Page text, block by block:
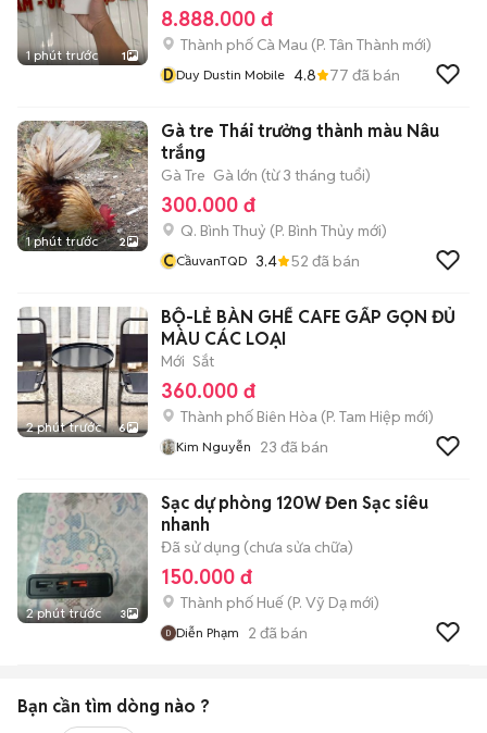
1 phút trước 1
8.888.000 đ
Thành phố Cà Mau (P. Tân Thành mới)
DDuy Dustin Mobile 4.8 77 đã bán
1 phút trước 2
Gà tre Thái trưởng thành màu Nâu
trắng
Gà Tre Gà lớn (từ 3 tháng tuổi)
300.000 đ
Q. Bình Thuỷ (P. Bình Thủy mới)
CCầuvanTQD 3.4 52 đã bán
2 phút trước 6
BỘ-LẺ BÀN GHẾ CAFE GẤP GỌN ĐỦ
MÀU CÁC LOẠI
Mới Sắt
360.000 đ
Thành phố Biên Hòa (P. Tam Hiệp mới)
Kim Nguyễn 23 đã bán
2 phút trước 3
Sạc dự phòng 120W Đen Sạc siêu
nhanh
Đã sử dụng (chưa sửa chữa)
150.000 đ
Thành phố Huế (P. Vỹ Dạ mới)
Diễn Phạm 2 đã bán
Bạn cần tìm dòng nào ?